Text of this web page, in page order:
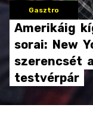
Gasztro
Amerikáig
sorai: New
szerencsét a
testvérpár